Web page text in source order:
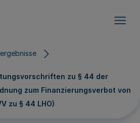
zu § 44 der
zum Finanzierungsverbot von
zu § 44 LHO)